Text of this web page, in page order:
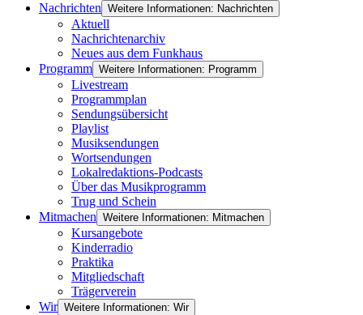
Nachrichten Weitere Informationen: Nachrichten
Aktuell
Nachrichtenarchiv
Neues aus dem Funkhaus
Programm Weitere Informationen: Programm
Livestream
Programmplan
Sendungsübersicht
Playlist
Musiksendungen
Wortsendungen
Lokalredaktions-Podcasts
Über das Musikprogramm
Trug und Schein
Mitmachen Weitere Informationen: Mitmachen
Kursangebote
Kinderradio
Praktika
Mitgliedschaft
Trägerverein
Wir Weitere Informationen: Wir